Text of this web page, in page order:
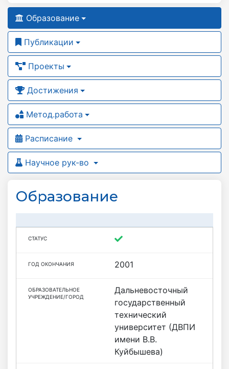
Образование
Публикации
Проекты
Достижения
Метод.работа
Расписание
Научное рук-во
Образование
2001
Дальневосточный
государственный
технический
университет (ДВПИ
имени В.В.
Куйбышева)